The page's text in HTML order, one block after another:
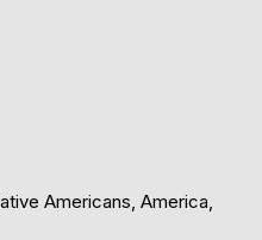
Americans, America,